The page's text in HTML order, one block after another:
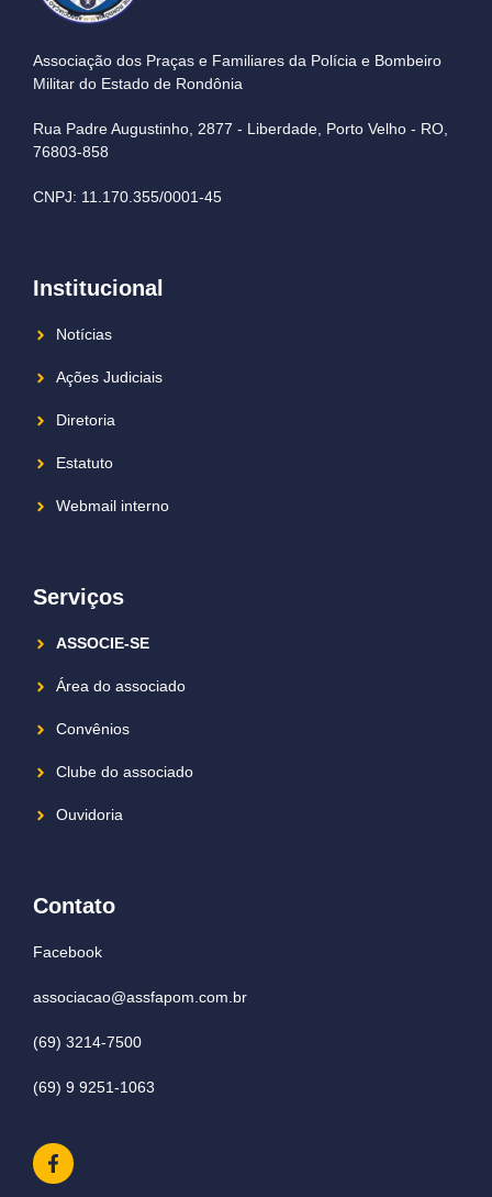
Associação dos Praças e Familiares da Polícia e Bombeiro
Militar do Estado de Rondônia
Rua Padre Augustinho, 2877 - Liberdade, Porto Velho - RO,
76803-858
CNPJ: 11.170.355/0001-45
Institucional
Notícias
Ações Judiciais
Diretoria
Estatuto
Webmail interno
Serviços
ASSOCIE-SE
Área do associado
Convênios
Clube do associado
Ouvidoria
Contato
Facebook
associacao@assfapom.com.br
(69) 3214-7500
(69) 9 9251-1063